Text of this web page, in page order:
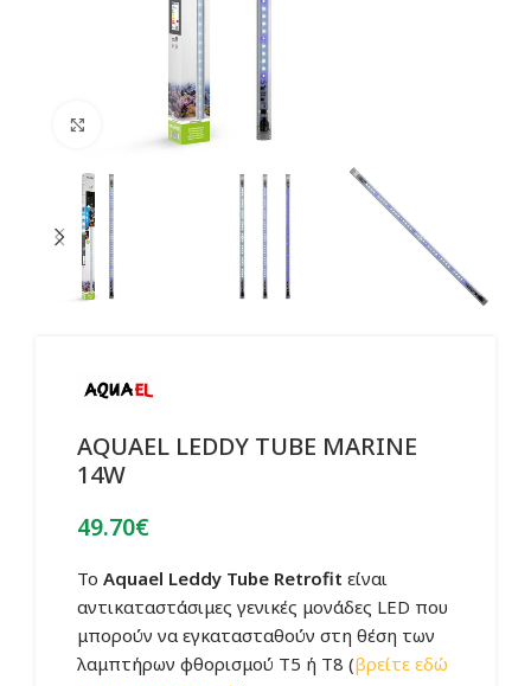
Click to enlarge
AQUAEL LEDDY TUBE MARINE
14W
49.70€
Το Aquael Leddy Tube Retrofit είναι
αντικαταστάσιμες γενικές μονάδες LED που
μπορούν να εγκατασταθούν στη θέση των
λαμπτήρων φθορισμού T5 ή T8 (βρείτε εδώ